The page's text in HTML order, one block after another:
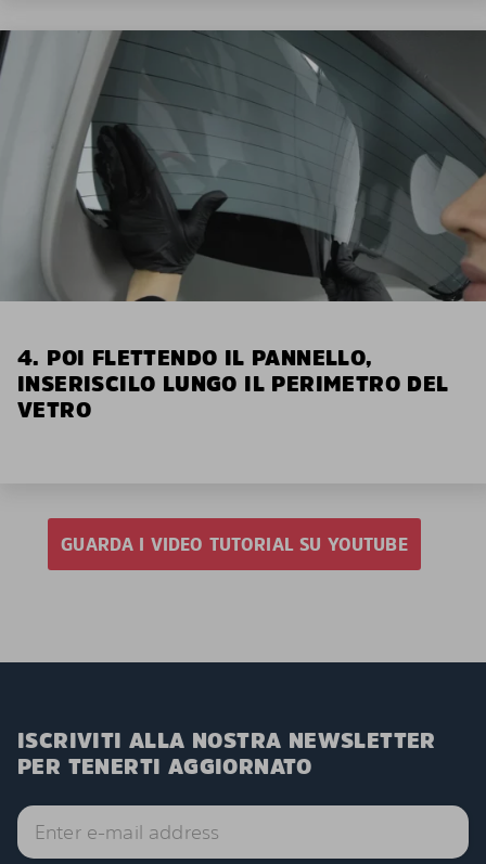
4. POI FLETTENDO IL PANNELLO,
INSERISCILO LUNGO IL PERIMETRO DEL
VETRO
GUARDA I VIDEO TUTORIAL SU YOUTUBE
ISCRIVITI ALLA NOSTRA NEWSLETTER
PER TENERTI AGGIORNATO